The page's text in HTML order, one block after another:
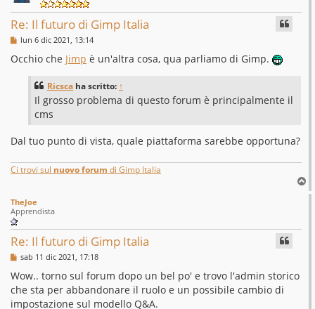
Re: Il futuro di Gimp Italia
M
s
s
lun 6 dic 2021, 13:14
Occhio che Jimp è un'altra cosa, qua parliamo di Gimp.
Ricsca ha scritto: ↑
Il grosso problema di questo forum è principalmente il
cms
Dal tuo punto di vista, quale piattaforma sarebbe opportuna?
Ci trovi sul nuovo forum di Gimp Italia
o
TheJoe
Apprendista
Re: Il futuro di Gimp Italia
M
s
a
g
sab 11 dic 2021, 17:18
Wow.. torno sul forum dopo un bel po' e trovo l'admin storico
che sta per abbandonare il ruolo e un possibile cambio di
impostazione sul modello Q&A.